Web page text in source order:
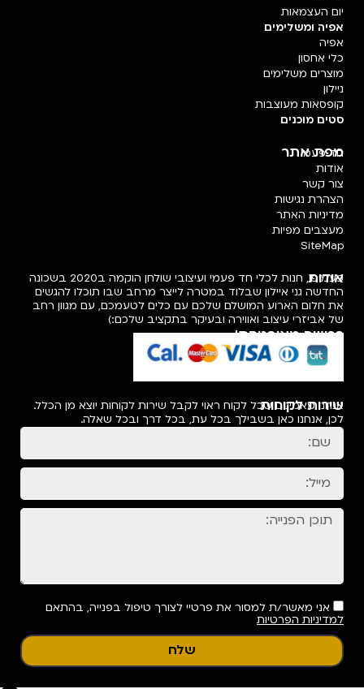
יום העצמאות
אפיה ומשלימים
אפיה
כלי אחסון
מוצרים משלימים
ניילון
קופסאות מעוצבות
סטים מוכנים
מפת אתר
חד פעמי
אודות
צור קשר
הצהרת נגישות
מדיניות האתר
מעצבים מפיות
SiteMap
אודות
פעמיפו, חנות לכלי חד פעמי ועיצובי שולחן הוקמה ב2020 בשכונה
החדשה גני איילון שבלוד במטרה לייצר מרחב שבו תוכלו להגשים
את חלום הארוע המושלם שלכם עם כלים לטעמכם, עם מגוון רחב
של אביזרי עיצוב ואווירה ובעיקר בתקציב שלכם:)
רכישה מאובטחת!
שירות לקוחות
אנחנו מאמינים שכל לקוח ראוי לקבל שירות לקוחות יוצא מן הכלל.
לכן, אנחנו כאן בשבילך בכל עת, בכל דרך ובכל שאלה.
אני מאשר/ת למסור את פרטיי לצורך טיפול בפנייה, בהתאם
למדיניות הפרטיות
שלח